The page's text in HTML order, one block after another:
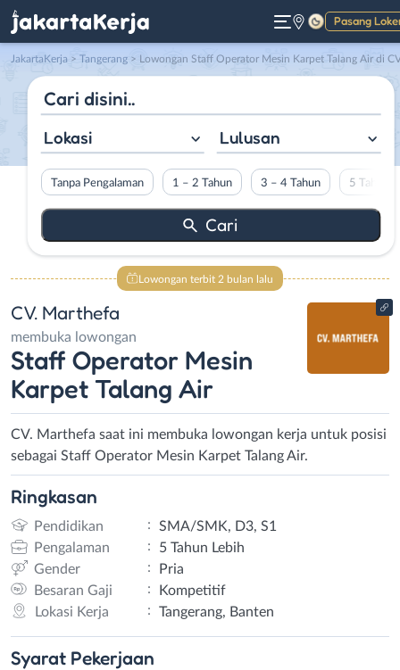
Pasang
Gelap
JakartaKerja > Tangerang > Lowongan Staff Operator Mesin Karpet Talang Air di CV. Marthefa
Lokasi Lulusan
Tanpa Pengalaman 1 – 2 Tahun 3 – 4 Tahun 5 Tahun
Lowongan terbit 2 bulan lalu
CV. Marthefa
membuka lowongan
Staff Operator Mesin
Karpet Talang Air
CV. Marthefa saat ini membuka lowongan kerja untuk posisi
sebagai Staff Operator Mesin Karpet Talang Air.
Ringkasan
Pendidikan :
SMA/SMK, D3, S1
Pengalaman
:
5 Tahun Lebih
Gender
:
Pria
Besaran Gaji
:
Kompetitif
Lokasi Kerja
: Tangerang, Banten
Syarat Pekerjaan